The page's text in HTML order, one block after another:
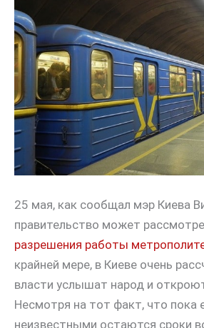
25 мая, как сообщал мэр Киева
правительство может
разрешения работы
крайней мере, в Киеве очень
власти услышат народ и
Несмотря на тот факт, что пока
неизвестными остаются сроки